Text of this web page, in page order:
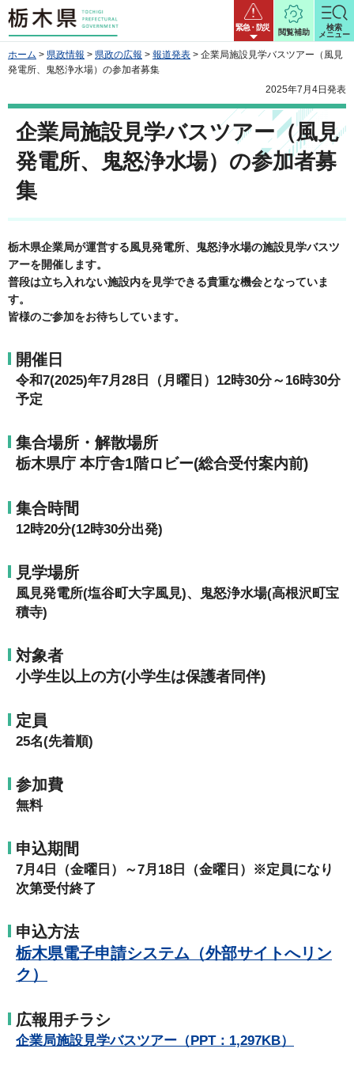
栃木県 緊急・防災
閲覧補助
検索
メニュー
ホーム > 県政情報 > 県政の広報 > 報道発表 > 企業局施設見学バスツアー（風見
発電所、鬼怒浄水場）の参加者募集
2025年7月4日発表
企業局施設見学バスツアー（風見
発電所、鬼怒浄水場）の参加者募
集
栃木県企業局が運営する風見発電所、鬼怒浄水場の施設見学バスツ
アーを開催します。
普段は立ち入れない施設内を見学できる貴重な機会となっていま
す。
皆様のご参加をお待ちしています。
開催日
令和7(2025)年7月28日（月曜日）12時30分～16時30分
予定
集合場所・解散場所
栃木県庁 本庁舎1階ロビー(総合受付案内前)
集合時間
12時20分(12時30分出発)
見学場所
風見発電所(塩谷町大字風見)、鬼怒浄水場(高根沢町宝
積寺)
対象者
小学生以上の方(小学生は保護者同伴)
定員
25名(先着順)
参加費
無料
申込期間
7月4日（金曜日）～7月18日（金曜日）※定員になり
次第受付終了
申込方法
栃木県電子申請システム（外部サイトへリン
ク）
広報用チラシ
企業局施設見学バスツアー（PPT：1,297KB）